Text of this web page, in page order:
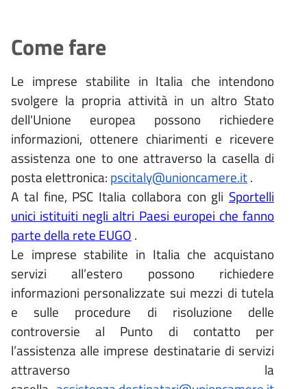
Come fare
Le imprese stabilite in Italia che intendono
svolgere la propria attività in un altro Stato
dell'Unione europea possono richiedere
informazioni, ottenere chiarimenti e ricevere
assistenza one to one attraverso la casella di
posta elettronica: pscitaly@unioncamere.it.
A tal fine, PSC Italia collabora con gli Sportelli
unici istituiti negli altri Paesi europei che fanno
parte della rete EUGO .
Le imprese stabilite in Italia che acquistano
servizi all’estero possono richiedere
informazioni personalizzate sui mezzi di tutela
e sulle procedure di risoluzione delle
controversie al Punto di contatto per
l’assistenza alle imprese destinatarie di servizi
attraverso la